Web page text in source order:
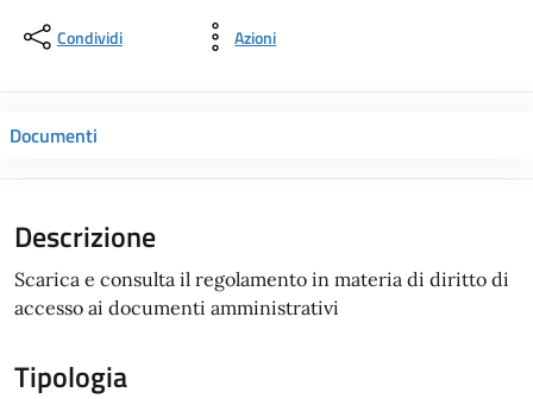
Condividi Azioni
Documenti
Descrizione
Scarica e consulta il regolamento in materia di diritto di
accesso ai documenti amministrativi
Tipologia